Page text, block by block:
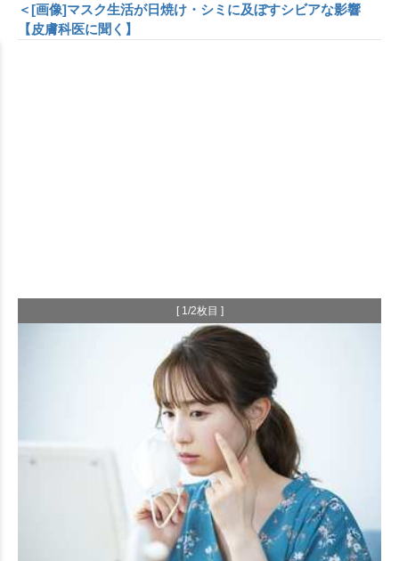
＜[画像]マスク生活が日焼け・シミに及ぼすシビアな影響
【皮膚科医に聞く】
[ 1/2枚目 ]